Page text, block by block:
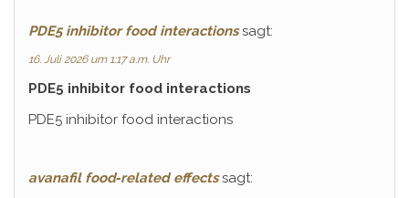
PDE5 inhibitor food interactions sagt:
16. Juli 2026 um 1:17 a.m. Uhr
PDE5 inhibitor food interactions
PDE5 inhibitor food interactions
avanafil food‑related effects sagt: